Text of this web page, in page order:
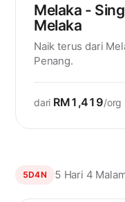
Melaka -
Melaka
Naik terus dari
Penang.
dari RM1,419/org
5D4N 5 Hari 4